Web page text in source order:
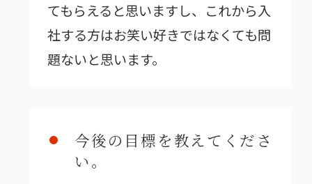
てもらえると思いますし、これから入
社する方はお笑い好きではなくても問
題ないと思います。
今後の目標を教えてくださ
い。